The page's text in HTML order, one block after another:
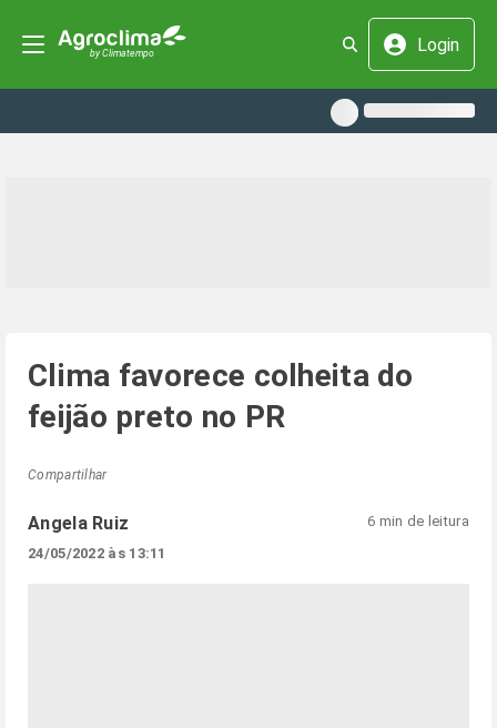
Login
Clima favorece colheita do
feijão preto no PR
Compartilhar
Angela Ruiz
24/05/2022 às 13:11
6 min de leitura